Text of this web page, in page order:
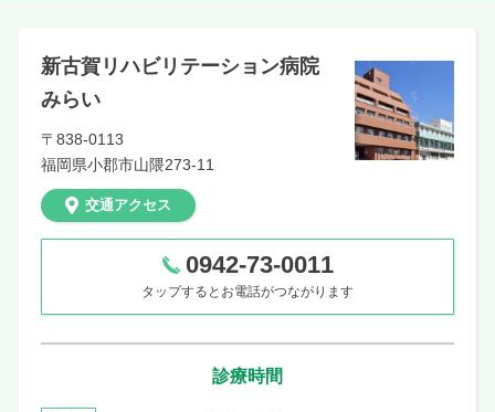
新古賀リハビリテーション病院
みらい
〒838-0113
福岡県小郡市山隈273-11
交通アクセス
0942-73-0011
タップするとお電話がつながります
診療時間